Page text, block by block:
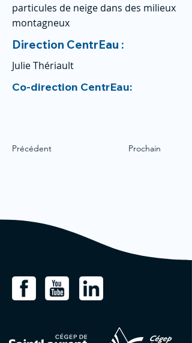
particules de neige dans des milieux
montagneux
Direction CentrEau :
Julie Thériault
Co-direction CentrEau:
Précédent Prochain